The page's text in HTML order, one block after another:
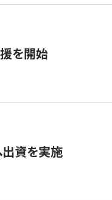
を開始
出資を実施